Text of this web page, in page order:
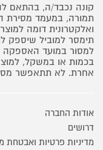
קונה נכבד/ה, בהתאם
תמורה, במעמד מסירת
ואלקטרונית דומה
תימסר למוביל שיספק
למסור במועד האספקה
בכמות או במשקל,
אחרת. לא תתאפשר
אודות החברה
דרושים
מדיניות פרטיות ואבטחת